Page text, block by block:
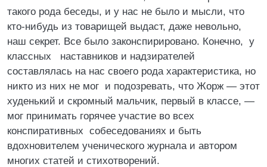
такого рода беседы, и у нас не было и мысли, что
кто-нибудь из товарищей выдаст, даже невольно,
наш секрет. Все было законспирировано. Конечно, у
классных наставников и надзирателей
составлялась на нас своего рода характеристика, но
никто из них не мог и подозревать, что Жорж — этот
худенький и скромный мальчик, первый в классе, —
мог принимать горячее участие во всех
конспиративных собеседованиях и быть
вдохновителем ученического журнала и автором
многих статей и стихотворений.